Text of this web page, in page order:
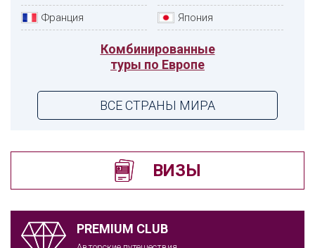
Франция
Япония
Комбинированные
туры по Европе
ВСЕ СТРАНЫ МИРА
ВИЗЫ
PREMIUM CLUB